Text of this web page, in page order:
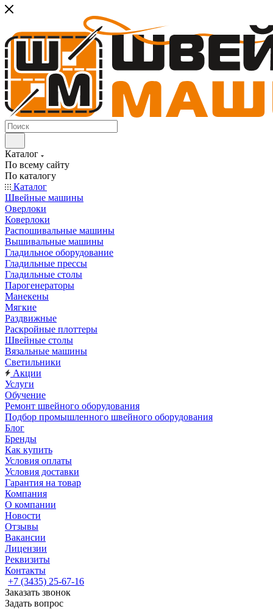
Каталог
По всему сайту
По каталогу
Каталог
Швейные машины
Оверлоки
Коверлоки
Распошивальные машины
Вышивальные машины
Гладильное оборудование
Гладильные прессы
Гладильные столы
Парогенераторы
Манекены
Мягкие
Раздвижные
Раскройные плоттеры
Швейные столы
Вязальные машины
Светильники
Акции
Услуги
Обучение
Ремонт швейного оборудования
Подбор промышленного швейного оборудования
Блог
Бренды
Как купить
Условия оплаты
Условия доставки
Гарантия на товар
Компания
О компании
Новости
Отзывы
Вакансии
Лицензии
Реквизиты
Контакты
+7 (3435) 25-67-16
Заказать звонок
Задать вопрос